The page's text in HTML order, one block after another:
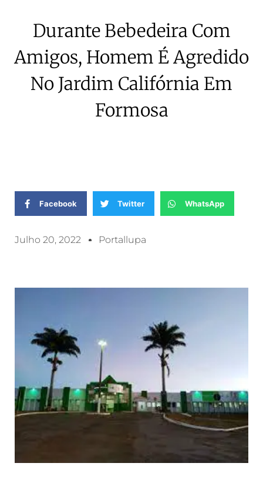
Durante Bebedeira Com
Amigos, Homem É Agredido
No Jardim Califórnia Em
Formosa
Facebook Twitter WhatsApp
Julho 20, 2022 Portallupa